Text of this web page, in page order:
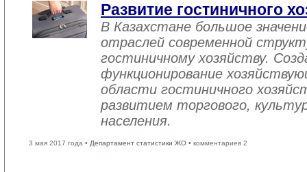
Развитие гостиничного
В Казахстане большое
отраслей современной
гостиничному хозяйству.
функционирование
области гостиничного
развитием торгового,
населения.
3 мая 2017 года • Департамент статистики ЖО • комментариев 2